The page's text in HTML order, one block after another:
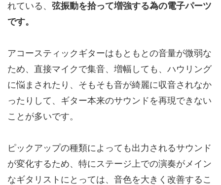
れている、 弦振動を拾って増強する為の電子パーツ
です。
アコースティックギターはもともとの音量が微弱な
ため、直接マイクで集音、増幅しても、ハウリング
に悩まされたり、そもそも音が綺麗に収音されなか
ったりして、ギター本来のサウンドを再現できない
ことが多いです。
ピックアップの種類によっても出力されるサウンド
が変化するため、特にステージ上での演奏がメイン
なギタリストにとっては、音色を大きく改善するこ